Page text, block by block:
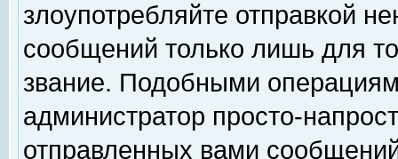
злоупотребляйте отправкой
сообщений только лишь для
звание. Подобными
администратор просто-
отправленных вами